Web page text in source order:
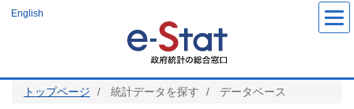
ツ
English
トップページ 統計データを探す データベース